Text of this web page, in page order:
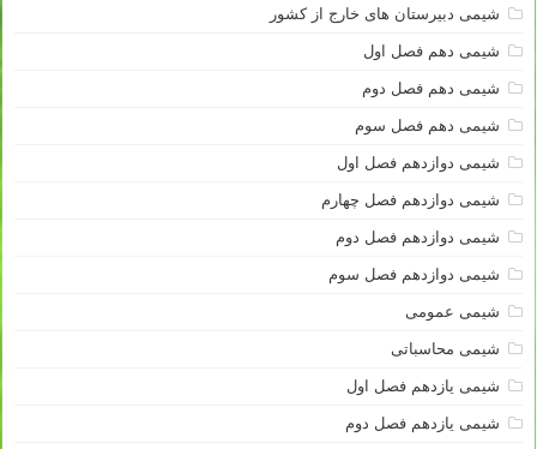
شیمی دبیرستان های خارج از کشور
شیمی دهم فصل اول
شیمی دهم فصل دوم
شیمی دهم فصل سوم
شیمی دوازدهم فصل اول
شیمی دوازدهم فصل چهارم
شیمی دوازدهم فصل دوم
شیمی دوازدهم فصل سوم
شیمی عمومی
شیمی محاسباتی
شیمی یازدهم فصل اول
شیمی یازدهم فصل دوم